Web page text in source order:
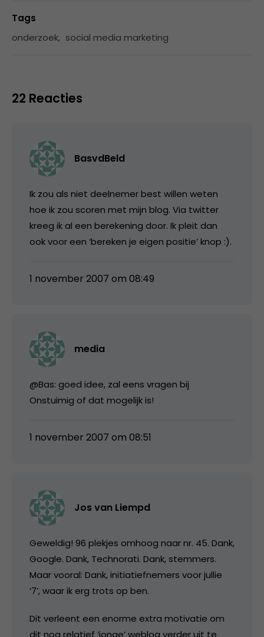
Tags
onderzoek, social media marketing
22 Reacties
BasvdBeld
Ik zou als niet deelnemer best willen weten
hoe ik zou scoren met mijn blog. Via twitter
kreeg ik al een berekening door. Ik pleit dan
ook voor een ‘bereken je eigen positie’ knop :).
1 november 2007 om 08:49
media
@Bas: goed idee, zal eens vragen bij
Onstuimig of dat mogelijk is!
1 november 2007 om 08:51
Jos van Liempd
Geweldig! 96 plekjes omhoog naar nr. 45. Dank,
Google. Dank, Technorati. Dank, stemmers.
Maar vooral: Dank, initiatiefnemers voor jullie
‘7’, waar ik erg trots op ben.
Dit verleent een enorme extra motivatie om
dit nog relatief ‘jonge’ weblog verder uit te